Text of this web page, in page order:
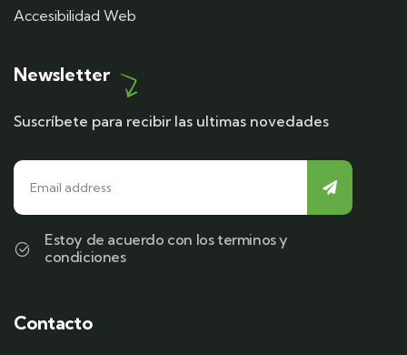
Accesibilidad Web
Newsletter
Suscríbete para recibir las ultimas novedades
Estoy de acuerdo con los terminos y
condiciones
Contacto